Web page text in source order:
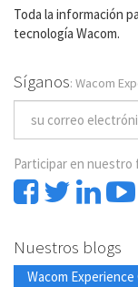
Toda la información
tecnología Wacom.
Síganos: Wacom
Participar en nuestro
Nuestros blogs
Wacom